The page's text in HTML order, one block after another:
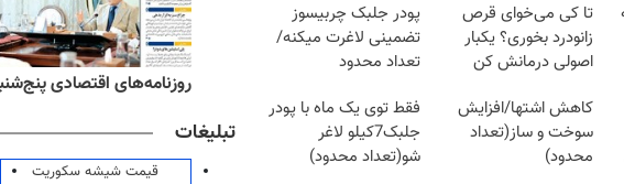
تا کی می‌خوای قرص
زانودرد بخوری؟ یکبار
اصولی درمانش کن
پودر جلبک چربیسوز
تضمینی لاغرت میکنه/
تعداد محدود
کاهش اشتها/افزایش
سوخت و ساز(تعداد
محدود)
فقط توی یک ماه با پودر
جلبک7کیلو لاغر
شو(تعداد محدود)
روزنامه‌های اقتصادی پنج‌شنبه ۱۵ مرداد
تبلیغات
قیمت شیشه سکوریت